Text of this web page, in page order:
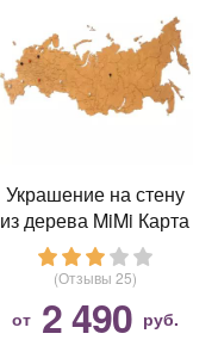
Украшение на стену
из дерева MiMi Карта
России Wall
Decoration Russia
Brown 98х53 см
коричневый
(Отзывы 25)
от 2 490 руб.